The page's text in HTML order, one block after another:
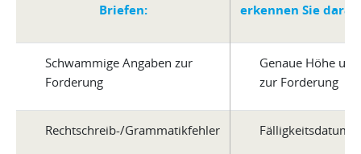
Briefen:
erkennen Sie
Schwammige Angaben zur
Forderung
Genaue Höhe
zur Forderung
Rechtschreib-/Grammatikfehler Fälligkeitsdatum